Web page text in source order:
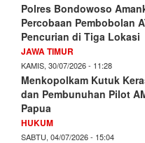
Polres Bondowoso
Percobaan Pembobolan
Pencurian di Tiga Lokasi
JAWA TIMUR
KAMIS, 30/07/2026 - 11:28
Menkopolkam Kutuk
dan Pembunuhan Pilot
Papua
HUKUM
SABTU, 04/07/2026 - 15:04